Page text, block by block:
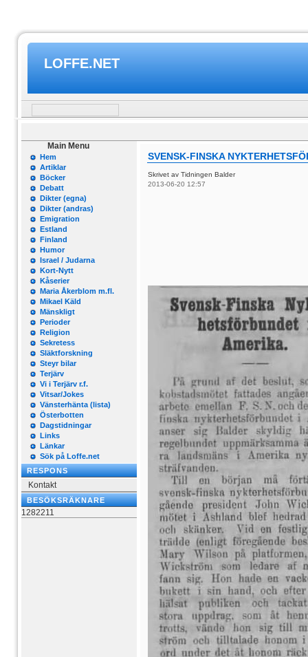
LOFFE.NET
Main Menu
Hem
Artiklar
Böcker
Debatt
Dikter (egna)
Dikter (andras)
Emigration
Estland
Finland
Humor
Israel / Judarna
Kort-Nytt
Kåserier
Maria Åkerblom m.fl.
Mikael Käld
Mänskligt
Perioder
Religion
Sekretess
Släktforskning
Steyr bilar
Terjärv
Vi i Terjärv r.f.
Vitsar/Jokes
Vänsterhänta (lista)
Österbotten
Dagstidningar
Links
Länkar
Sök på Loffe.net
RESPONS
Kontakt
BESÖKSRÄKNARE
1282211
SVENSK-FINSKA
Skrivet av Tidningen Balder
2013-06-20 12:57